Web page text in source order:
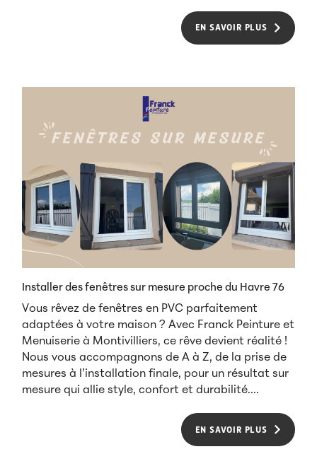
EN SAVOIR PLUS
Installer des fenêtres sur mesure proche du Havre 76
Vous rêvez de fenêtres en PVC parfaitement
adaptées à votre maison ? Avec Franck Peinture et
Menuiserie à Montivilliers, ce rêve devient réalité !
Nous vous accompagnons de A à Z, de la prise de
mesures à l’installation finale, pour un résultat sur
mesure qui allie style, confort et durabilité....
EN SAVOIR PLUS